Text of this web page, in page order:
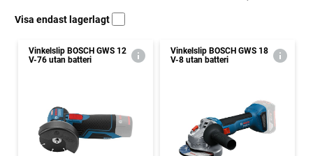
Visa endast lagerlagt
Vinkelslip BOSCH GWS 12
V-76 utan batteri
Vinkelslip BOSCH GWS 18
V-8 utan batteri